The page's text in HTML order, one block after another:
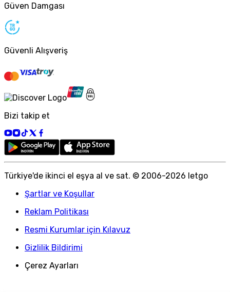
Güven Damgası
Güvenli Alışveriş
Bizi takip et
Türkiye'de ikinci el eşya al ve sat. © 2006-2026 letgo
Şartlar ve Koşullar
Reklam Politikası
Resmi Kurumlar için Kılavuz
Gizlilik Bildirimi
Çerez Ayarları